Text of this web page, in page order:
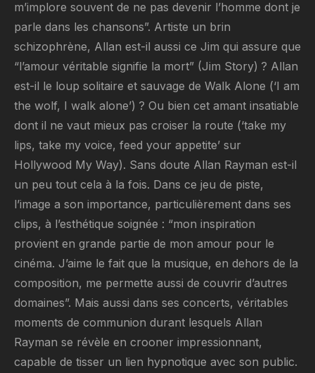
m’implore souvent de ne pas devenir l’homme dont je
parle dans les chansons”. Artiste un brin
schizophrène, Allan est-il aussi ce Jim qui assure que
“l’amour véritable signifie la mort” (Jim Story) ? Allan
est-il le loup solitaire et sauvage de Walk Alone (‘I am
the wolf, I walk alone’) ? Ou bien cet amant insatiable
dont il ne vaut mieux pas croiser la route (‘take my
lips, take my voice, feed your appetite’ sur
Hollywood My Way). Sans doute Allan Rayman est-il
un peu tout cela à la fois. Dans ce jeu de piste,
l’image a son importance, particulièrement dans ses
clips, à l’esthétique soignée : “mon inspiration
provient en grande partie de mon amour pour le
cinéma. J’aime le fait que la musique, en dehors de la
composition, me permette aussi de couvrir d’autres
domaines”. Mais aussi dans ses concerts, véritables
moments de communion durant lesquels Allan
Rayman se révèle en crooner impressionnant,
capable de tisser un lien hypnotique avec son public.